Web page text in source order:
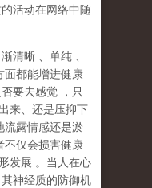
活动在网络中随
渐清晰 、单纯
面都能增进健康
否要去感觉
，只
来、还是压抑下
流露情感还是淤
不仅会损害健康
发展 。当人在心
其神经质的防御机